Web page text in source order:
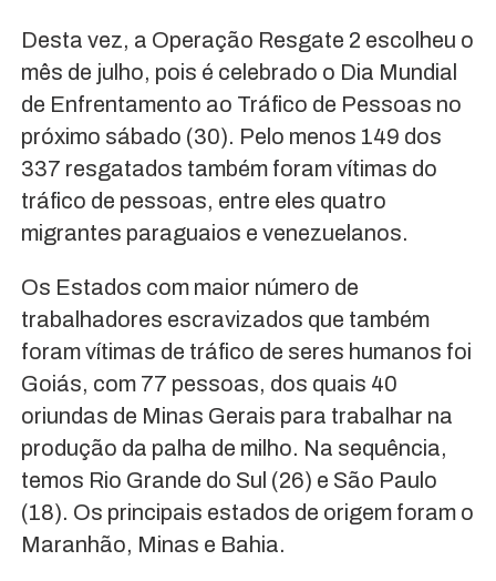
Desta vez, a Operação Resgate 2 escolheu o
mês de julho, pois é celebrado o Dia Mundial
de Enfrentamento ao Tráfico de Pessoas no
próximo sábado (30). Pelo menos 149 dos
337 resgatados também foram vítimas do
tráfico de pessoas, entre eles quatro
migrantes paraguaios e venezuelanos.
Os Estados com maior número de
trabalhadores escravizados que também
foram vítimas de tráfico de seres humanos foi
Goiás, com 77 pessoas, dos quais 40
oriundas de Minas Gerais para trabalhar na
produção da palha de milho. Na sequência,
temos Rio Grande do Sul (26) e São Paulo
(18). Os principais estados de origem foram o
Maranhão, Minas e Bahia.